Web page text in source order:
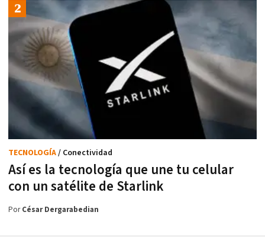
Así es la tecnología que une tu celular
con un satélite de Starlink
TECNOLOGÍA/ Conectividad
PorCésar Dergarabedian